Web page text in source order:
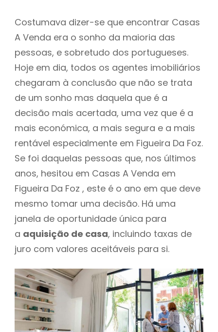
Costumava dizer-se que encontrar Casas
A Venda era o sonho da maioria das
pessoas, e sobretudo dos portugueses.
Hoje em dia, todos os agentes imobiliários
chegaram à conclusão que não se trata
de um sonho mas daquela que é a
decisão mais acertada, uma vez que é a
mais económica, a mais segura e a mais
rentável especialmente em Figueira Da Foz.
Se foi daquelas pessoas que, nos últimos
anos, hesitou em Casas A Venda em
Figueira Da Foz , este é o ano em que deve
mesmo tomar uma decisão. Há uma
janela de oportunidade única para
a aquisição de casa, incluindo taxas de
juro com valores aceitáveis para si.